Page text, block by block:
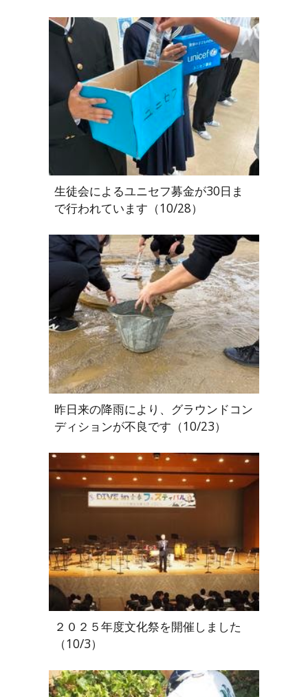
生徒会によるユニセフ募金が30日ま
で行われています（10/28）
昨日来の降雨により、グラウンドコン
ディションが不良です（10/23）
２０２５年度文化祭を開催しました
（10/3）